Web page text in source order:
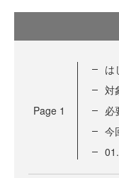
Page 1
は
対
必
今